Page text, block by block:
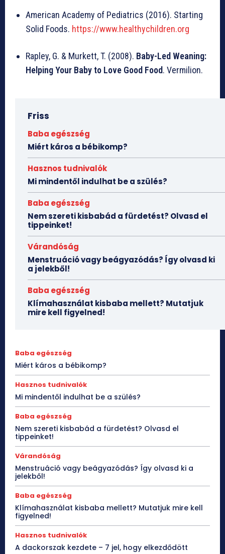
American Academy of Pediatrics (2016). Starting
Solid Foods. https://www.healthychildren.org
Rapley, G. & Murkett, T. (2008). Baby-Led Weaning:
Helping Your Baby to Love Good Food. Vermilion.
Friss
Baba egészség
Miért káros a bébikomp?
Hasznos tudnivalók
Mi mindentől indulhat be a szülés?
Baba egészség
Nem szereti kisbabád a fürdetést? Olvasd el
tippeinket!
Várandóság
Menstruáció vagy beágyazódás? Így olvasd ki
a jelekből!
Baba egészség
Klímahasználat kisbaba mellett? Mutatjuk
mire kell figyelned!
Baba egészség
Miért káros a bébikomp?
Hasznos tudnivalók
Mi mindentől indulhat be a szülés?
Baba egészség
Nem szereti kisbabád a fürdetést? Olvasd el
tippeinket!
Várandóság
Menstruáció vagy beágyazódás? Így olvasd ki a
jelekből!
Baba egészség
Klímahasználat kisbaba mellett? Mutatjuk mire kell
figyelned!
Hasznos tudnivalók
A dackorszak kezdete – 7 jel, hogy elkezdődött